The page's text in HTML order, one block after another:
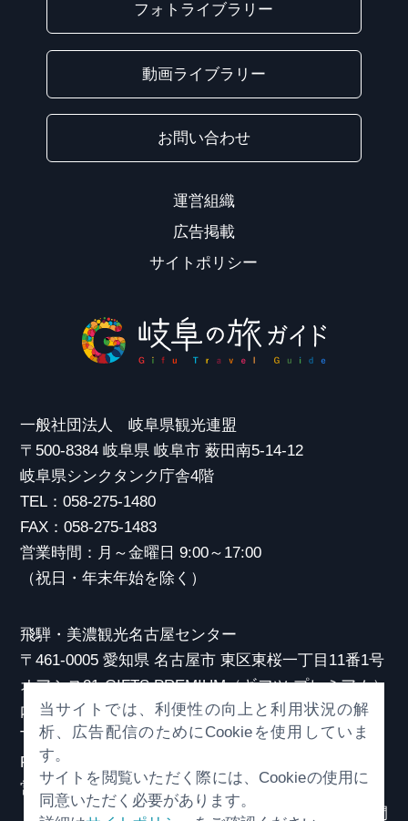
フォトライブラリー
動画ライブラリー
お問い合わせ
運営組織
広告掲載
サイトポリシー
一般社団法人 岐阜県観光連盟
〒500-8384 岐阜県 岐阜市 薮田南5-14-12
岐阜県シンクタンク庁舎4階
TEL：058-275-1480
FAX：058-275-1483
営業時間：月～金曜日 9:00～17:00
（祝日・年末年始を除く）
飛騨・美濃観光名古屋センター
〒461-0005 愛知県 名古屋市 東区東桜一丁目11番1号
オアシス21 GIFTS PREMIUM（ギフツ プレミアム）
内
TEL：052-253-6185
FAX：052-253-6186
営業時間：10:00～21:00
（原則、元日を除き年中無休）※観光相談対応時間
当サイトでは、利便性の向上と利用状況の解
析、広告配信のためにCookieを使用していま
す。
サイトを閲覧いただく際には、Cookieの使用に
同意いただく必要があります。